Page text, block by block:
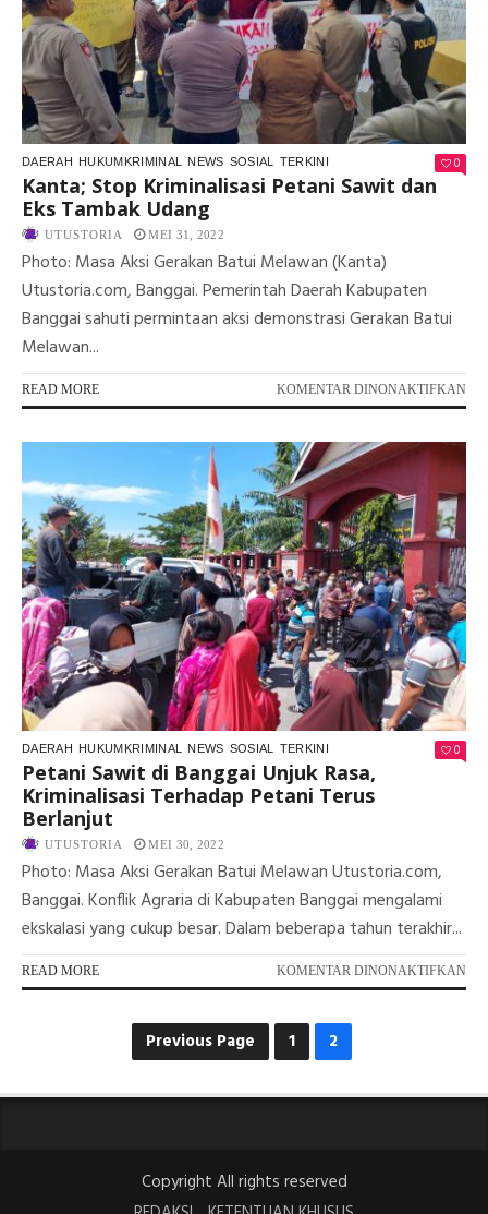
DAERAH HUKUMKRIMINAL NEWS SOSIAL TERKINI 0
Kanta; Stop Kriminalisasi Petani Sawit dan
Eks Tambak Udang
UTUSTORIA MEI 31, 2022
Photo: Masa Aksi Gerakan Batui Melawan (Kanta)
Utustoria.com, Banggai. Pemerintah Daerah Kabupaten
Banggai sahuti permintaan aksi demonstrasi Gerakan Batui
Melawan...
READ MORE KOMENTAR DINONAKTIFKAN
DAERAH HUKUMKRIMINAL NEWS SOSIAL TERKINI 0
Petani Sawit di Banggai Unjuk Rasa,
Kriminalisasi Terhadap Petani Terus
Berlanjut
UTUSTORIA MEI 30, 2022
Photo: Masa Aksi Gerakan Batui Melawan Utustoria.com,
Banggai. Konflik Agraria di Kabupaten Banggai mengalami
ekskalasi yang cukup besar. Dalam beberapa tahun terakhir...
READ MORE KOMENTAR DINONAKTIFKAN
Previous Page 1 2
Copyright All rights reserved